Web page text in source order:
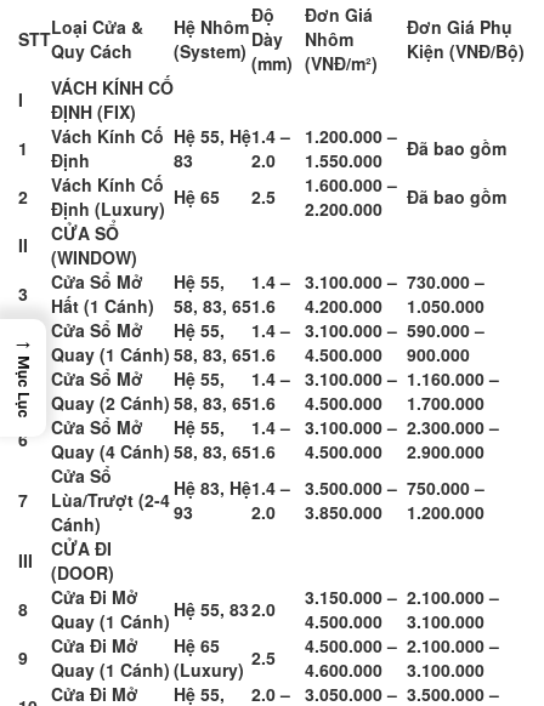
STTLoại Cửa &
Quy Cách
Hệ Nhôm
(System)
Độ
Dày
(mm)
Đơn Giá
Nhôm
(VNĐ/m²)
Đơn Giá Phụ
Kiện (VNĐ/Bộ)
I
VÁCH KÍNH CỐ
ĐỊNH (FIX)
1
Vách Kính Cố
Định
Hệ 55, Hệ
83
1.4 –
2.0
1.200.000 –
1.550.000
Đã bao gồm
2
Vách Kính Cố
Định (Luxury) Hệ 65 2.5
1.600.000 –
2.200.000
Đã bao gồm
II
CỬA SỔ
(WINDOW)
3
Cửa Sổ Mở
Hất (1 Cánh)
Hệ 55,
58, 83, 65
1.4 –
1.6
3.100.000 –
4.200.000
730.000 –
1.050.000
4
Cửa Sổ Mở
Quay (1 Cánh)
Hệ 55,
58, 83, 65
1.4 –
1.6
3.100.000 –
4.500.000
590.000 –
900.000
5
Cửa Sổ Mở
Quay (2 Cánh)
Hệ 55,
58, 83, 65
1.4 –
1.6
3.100.000 –
4.500.000
1.160.000 –
1.700.000
6
Cửa Sổ Mở
Quay (4 Cánh)
Hệ 55,
58, 83, 65
1.4 –
1.6
3.100.000 –
4.500.000
2.300.000 –
2.900.000
7
Cửa Sổ
Lùa/Trượt (2-4
Cánh)
Hệ 83, Hệ
93
1.4 –
2.0
3.500.000 –
3.850.000
750.000 –
1.200.000
III
CỬA ĐI
(DOOR)
8
Cửa Đi Mở
Quay (1 Cánh) Hệ 55, 832.0
3.150.000 –
4.500.000
2.100.000 –
3.100.000
9
Cửa Đi Mở
Quay (1 Cánh)
Hệ 65
(Luxury) 2.5
4.500.000 –
4.600.000
2.100.000 –
3.100.000
Cửa Đi Mở
Hệ 55,
2.0 – 3.050.000 – 3.500.000 –
→
Mục Lục